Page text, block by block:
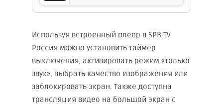
Используя встроенный плеер в SPB TV
Россия можно установить таймер
выключения, активировать режим «только
звук», выбрать качество изображения или
заблокировать экран. Также доступна
трансляция видео на большой экран с